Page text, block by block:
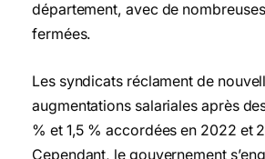
département, avec de
fermées.
Les syndicats réclament de
augmentations salariales après
% et 1,5 % accordées en 2022 et
Cependant, le gouvernement